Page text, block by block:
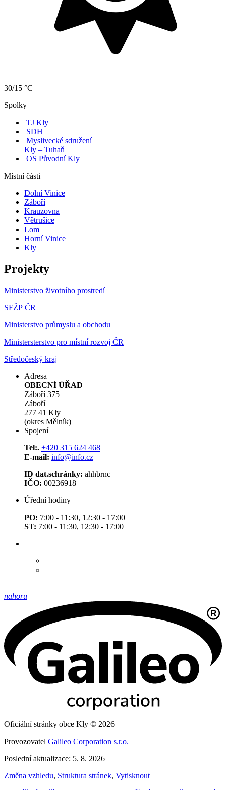
30/15 °C
Spolky
TJ Kly
SDH
Myslivecké sdružení
Kly – Tuhaň
OS Původní Kly
Místní části
Dolní Vinice
Záboří
Krauzovna
Větrušice
Lom
Horní Vinice
Kly
Projekty
Ministerstvo životního prostredí
SFŽP ČR
Ministerstvo průmyslu a obchodu
Ministersterstvo pro místní rozvoj ČR
Středočeský kraj
Adresa
OBECNÍ ÚŘAD
Záboří 375
Záboří
277 41 Kly
(okres Mělník)
Spojení
Tel:. +420 315 624 468
E-mail: info@info.cz
ID dat.schránky: ahhbrnc
IČO: 00236918
Úřední hodiny
PO: 7:00 - 11:30, 12:30 - 17:00
ST: 7:00 - 11:30, 12:30 - 17:00
nahoru
Oficiální stránky obce Kly © 2026
Provozovatel Galileo Corporation s.r.o.
Poslední aktualizace: 5. 8. 2026
Změna vzhledu, Struktura stránek, Vytisknout